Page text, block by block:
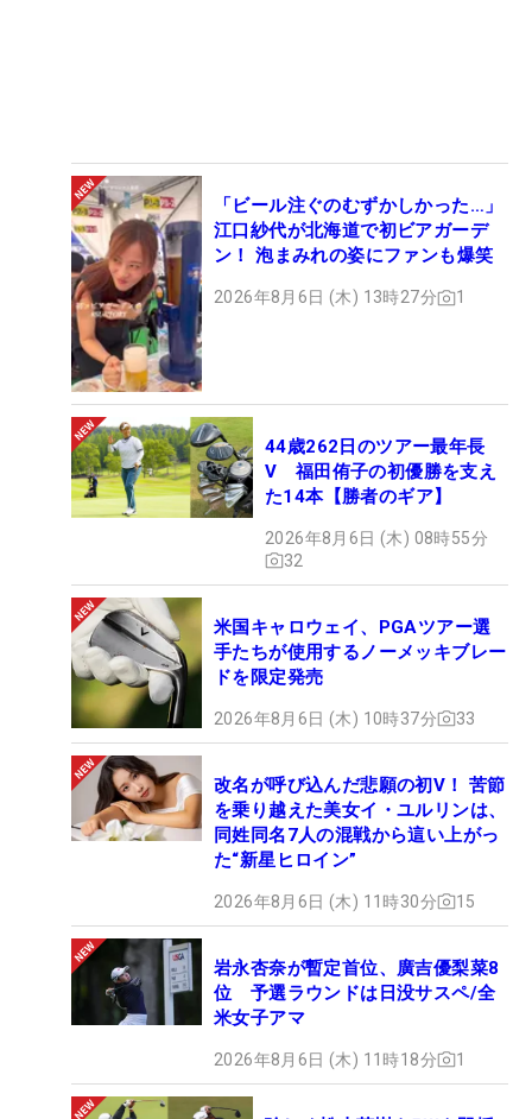
「ビール注ぐのむずかしかった…」
江口紗代が北海道で初ビアガーデ
ン！ 泡まみれの姿にファンも爆笑
2026年8月6日 (木) 13時27分 1
44歳262日のツアー最年長
V 福田侑子の初優勝を支え
た14本【勝者のギア】
2026年8月6日 (木) 08時55分
32
米国キャロウェイ、PGAツアー選
手たちが使用するノーメッキブレー
ドを限定発売
2026年8月6日 (木) 10時37分 33
改名が呼び込んだ悲願の初V！ 苦節
を乗り越えた美女イ・ユルリンは、
同姓同名7人の混戦から這い上がっ
た“新星ヒロイン”
2026年8月6日 (木) 11時30分 15
岩永杏奈が暫定首位、廣吉優梨菜8
位 予選ラウンドは日没サスペ/全
米女子アマ
2026年8月6日 (木) 11時18分 1